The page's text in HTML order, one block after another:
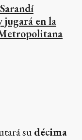
jugará en la
sudécima